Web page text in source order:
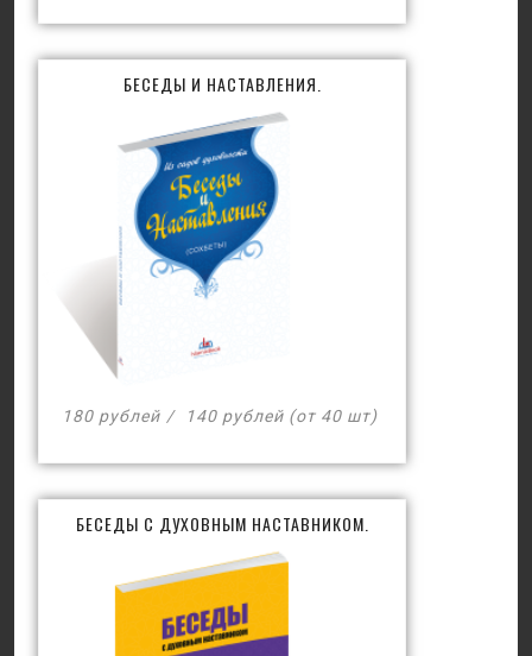
БЕСЕДЫ И НАСТАВЛЕНИЯ.
180 рублей 140 рублей (от 40 шт)
БЕСЕДЫ С ДУХОВНЫМ НАСТАВНИКОМ.